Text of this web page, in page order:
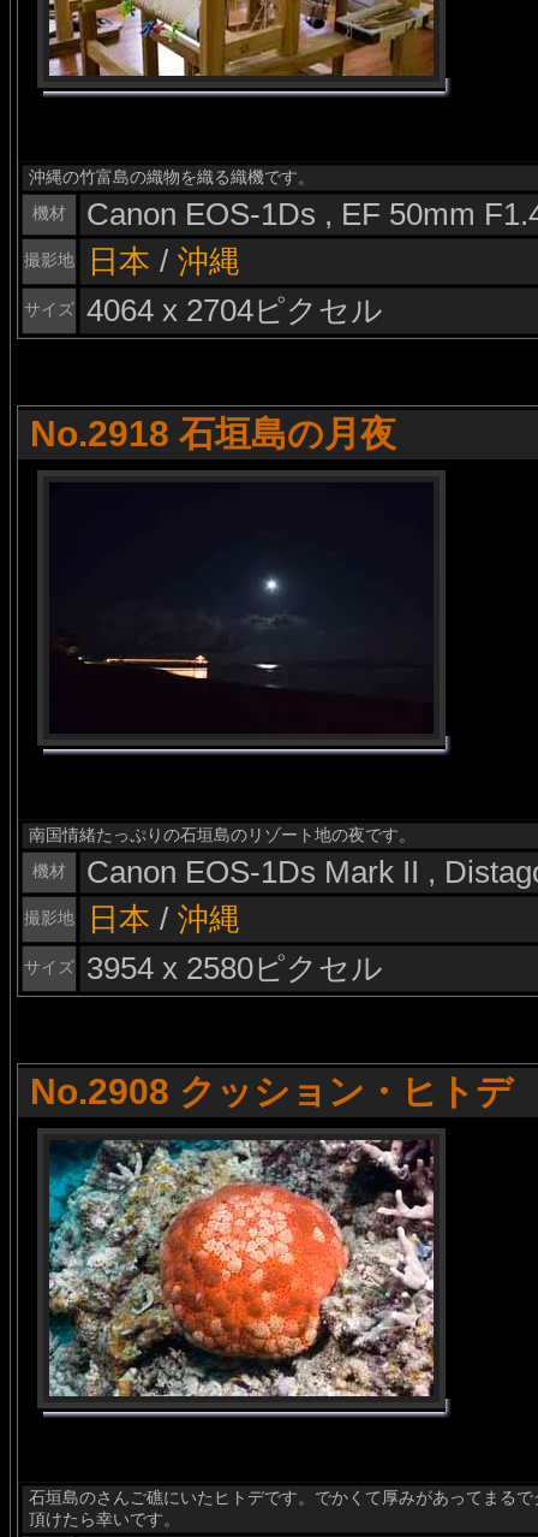
沖縄の竹富島の織物を織る織機です。
機材
Canon EOS-1Ds , EF 50mm
撮影地 日本 / 沖縄
サイズ 4064 x 2704ピクセル
No.2918 石垣島の月夜
南国情緒たっぷりの石垣島のリゾート地の夜です。
機材
Canon EOS-1Ds Mark II ,
撮影地 日本 / 沖縄
サイズ 3954 x 2580ピクセル
No.2908 クッション・ヒトデ
石垣島のさんご礁にいたヒトデです。でかくて厚みがあってまる
頂けたら幸いです。